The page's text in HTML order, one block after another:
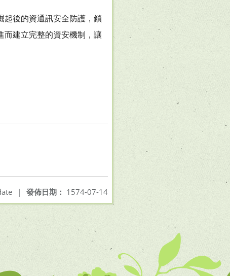
起後的資通訊安全防護，鎖
而建立完整的資安機制，讓
發佈日期： 1574-07-14
|